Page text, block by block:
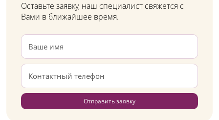
Оставьте заявку, наш специалист свяжется с
Вами в ближайшее время.
Отправить заявку